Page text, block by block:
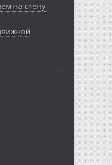
на стену